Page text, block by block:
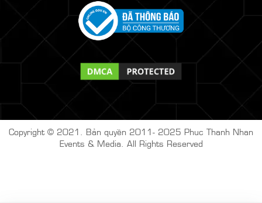
Copyright © 2021. Bản quyền 2011- 2025 Phuc Thanh Nhan
Events & Media. All Rights Reserved